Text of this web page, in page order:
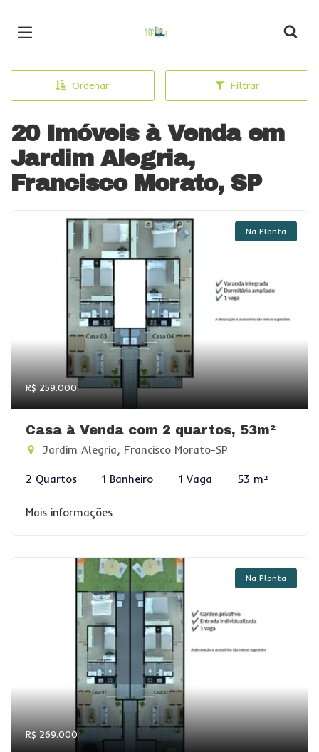
Ordenar Filtrar
20 Imóveis à Venda em
Jardim Alegria,
Francisco Morato, SP
Na Planta
R$ 259.000
Casa à Venda com 2 quartos, 53m²
Jardim Alegria, Francisco Morato-SP
2 Quartos 1 Banheiro 1 Vaga 53 m²
Mais informações
Na Planta
R$ 269.000